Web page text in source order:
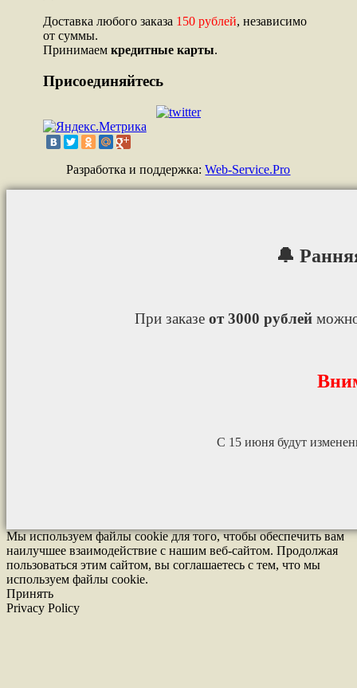
Доставка любого заказа 150 рублей, независимо
от суммы.
Принимаем кредитные карты.
Присоединяйтесь
Разработка и поддержка:Web-Service.Pro
🔔
При заказеот 3000 рублей
С 15 июня будут
Мы используем файлы cookie для того, чтобы обеспечить вам
наилучшее взаимодействие с нашим веб-сайтом. Продолжая
пользоваться этим сайтом, вы соглашаетесь с тем, что мы
используем файлы cookie.
Принять
Privacy Policy